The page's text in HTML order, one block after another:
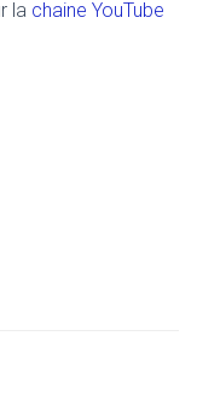
la chaine YouTube